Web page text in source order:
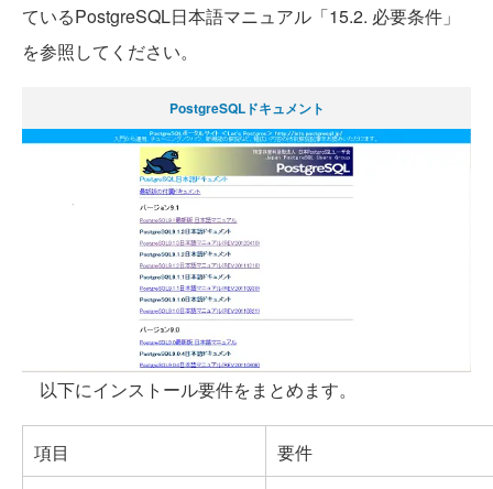
ているPostgreSQL日本語マニュアル「15.2. 必要条件」
を参照してください。
PostgreSQLドキュメント
以下にインストール要件をまとめます。
項目
要件